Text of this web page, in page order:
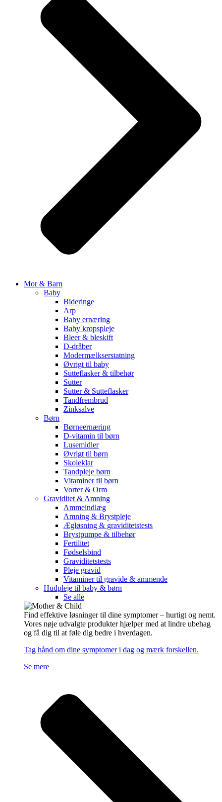
Mor & Barn
Baby
Bideringe
Arp
Baby ernæring
Baby kropspleje
Bleer & bleskift
D-dråber
Modermælkserstatning
Øvrigt til baby
Sutteflasker & tilbehør
Sutter
Sutter & Sutteflasker
Tandfrembrud
Zinksalve
Børn
Børneernæring
D-vitamin til børn
Lusemidler
Øvrigt til børn
Skoleklar
Tandpleje børn
Vitaminer til børn
Vorter & Orm
Graviditet & Amning
Ammeindlæg
Amning & Brystpleje
Ægløsning & graviditetstests
Brystpumpe & tilbehør
Fertilitet
Fødselsbind
Graviditetstests
Pleje gravid
Vitaminer til gravide & ammende
Hudpleje til baby & børn
Se alle
Find effektive løsninger til dine symptomer – hurtigt og nemt.
Vores nøje udvalgte produkter hjælper med at lindre ubehag
og få dig til at føle dig bedre i hverdagen.
Tag hånd om dine symptomer i dag og mærk forskellen.
Se mere